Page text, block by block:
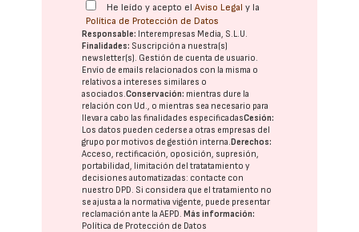
He leído y acepto elAviso Legal y la
Política de Protección de Datos
Responsable: Interempresas Media, S.L.U.
Finalidades: Suscripción a nuestra(s)
newsletter(s). Gestión de cuenta de usuario.
Envío de emails relacionados con la misma o
relativos a intereses similares o
asociados.Conservación: mientras dure la
relación con Ud., o mientras sea necesario para
llevar a cabo las finalidades especificadasCesión:
Los datos pueden cederse a otras empresas del
grupo por motivos de gestión interna.Derechos:
Acceso, rectificación, oposición, supresión,
portabilidad, limitación del tratatamiento y
decisiones automatizadas: contacte con
nuestro DPD. Si considera que el tratamiento no
se ajusta a la normativa vigente, puede presentar
reclamación ante laAEPD.Más información:
Política de Protección de Datos